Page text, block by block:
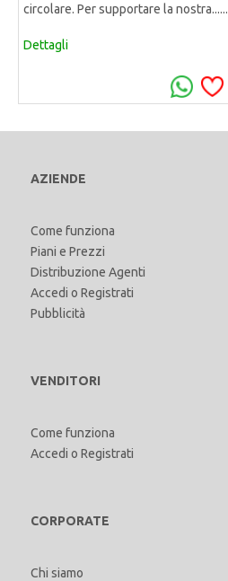
circolare. Per supportare la nostra......
Dettagli
AZIENDE
Come funziona
Piani e Prezzi
Distribuzione Agenti
Accedi o Registrati
Pubblicità
VENDITORI
Come funziona
Accedi o Registrati
CORPORATE
Chi siamo